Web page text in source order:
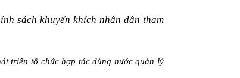
sách khuyến khích nhân dân tham
triển tổ chức hợp tác dùng n­ước quản lý